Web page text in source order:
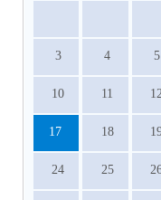
3 4 5
10 11
17 18
24 25